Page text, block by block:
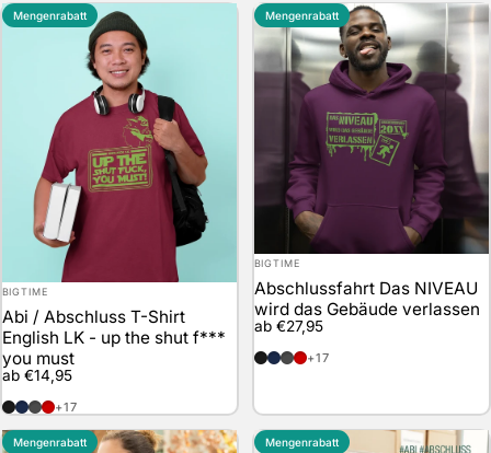
Mengenrabatt
Anbieter:
BIGTIME
Abi / Abschluss T-Shirt
English LK - up the shut f***
you must
ab €14,95
schwarz
marineblau
anthrazit
rot+17
Mengenrabatt
Anbieter:
BIGTIME
Abschlussfahrt Das NIVEAU
wird das Gebäude verlassen
ab €27,95
schwarz
marineblau
anthrazit
rot+17
Mengenrabatt Mengenrabatt